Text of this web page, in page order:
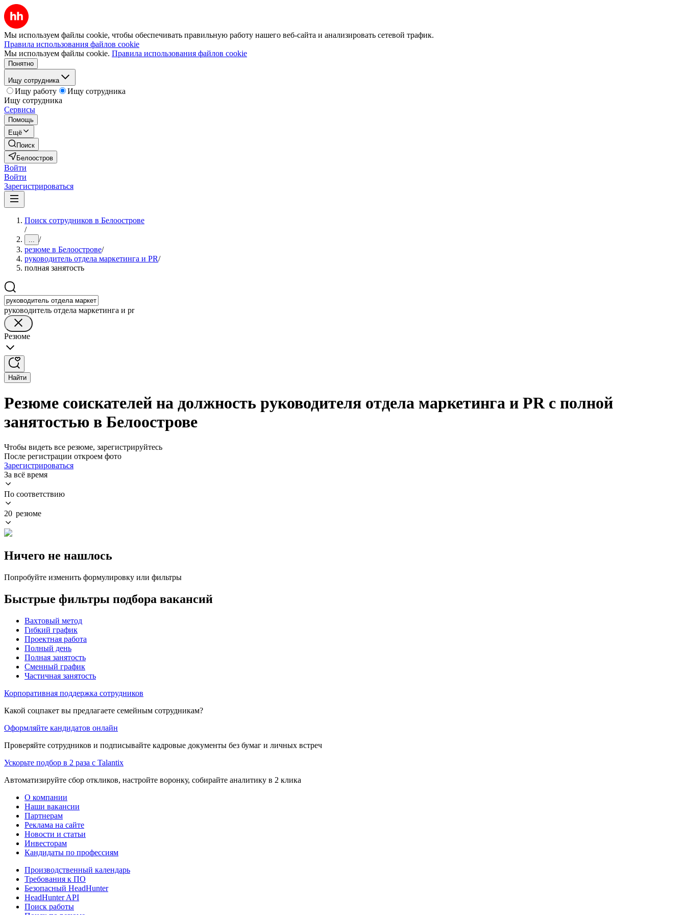
Мы используем файлы cookie, чтобы обеспечивать правильную работу нашего веб-сайта и анализировать сетевой трафик.
Правила использования файлов cookie
Мы используем файлы cookie. Правила использования файлов cookie
Понятно
Ищу сотрудника
Ищу работу
Ищу сотрудника
Ищу сотрудника
Сервисы
Помощь
Ещё
Поиск
Белоостров
Войти
Войти
Зарегистрироваться
Поиск сотрудников в Белоострове
/
... /
резюме в Белоострове/
руководитель отдела маркетинга и PR/
полная занятость
руководитель отдела маркетинга и pr
Резюме
Найти
Резюме соискателей на должность руководителя отдела маркетинга и PR с полной
занятостью в Белоострове
Чтобы видеть все резюме, зарегистрируйтесь
После регистрации откроем фото
Зарегистрироваться
За всё время
По соответствию
20 резюме
Ничего не нашлось
Попробуйте изменить формулировку или фильтры
Быстрые фильтры подбора вакансий
Вахтовый метод
Гибкий график
Проектная работа
Полный день
Полная занятость
Сменный график
Частичная занятость
Корпоративная поддержка сотрудников
Какой соцпакет вы предлагаете семейным сотрудникам?
Оформляйте кандидатов онлайн
Проверяйте сотрудников и подписывайте кадровые документы без бумаг и личных встреч
Ускорьте подбор в 2 раза с Talantix
Автоматизируйте сбор откликов, настройте воронку, собирайте аналитику в 2 клика
О компании
Наши вакансии
Партнерам
Реклама на сайте
Новости и статьи
Инвесторам
Кандидаты по профессиям
Производственный календарь
Требования к ПО
Безопасный HeadHunter
HeadHunter API
Поиск работы